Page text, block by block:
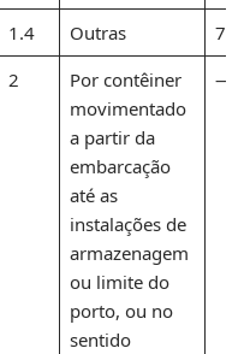
1.4 Outras
2
Por contêiner
movimentado
a partir da
embarcação
até as
instalações de
armazenagem
ou limite do
porto, ou no
sentido
—